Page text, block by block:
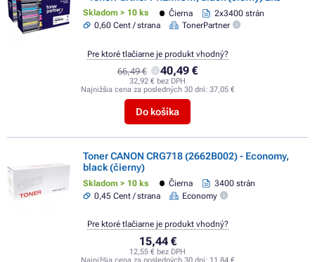
Skladom > 10 ks Čierna
2x3400 strán
0,60 Cent / strana
TonerPartner
66,49 € 40,49 €
32,92 € bez DPH
Najnižšia cena za posledných 30 dní: 37,05 €
Do košíka
Pre ktoré tlačiarne je produkt vhodný?
Toner CANON CRG718 (2662B002) - Economy,
black (čierny)
Skladom > 10 ks Čierna
3400 strán
0,45 Cent / strana
Economy
15,44 €
12,55 € bez DPH
Najnižšia cena za posledných 30 dní: 11,84 €
Pre ktoré tlačiarne je produkt vhodný?